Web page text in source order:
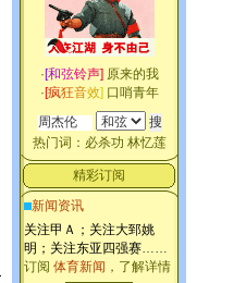
·[和弦铃声] 原来的我
·[疯狂音效] 口哨青年
热门词： 必杀功 林忆莲
精彩订阅
新闻资讯
关注甲Ａ；关注大郅姚
明；关注东亚四强赛……
订阅 体育新闻 ，了解详情